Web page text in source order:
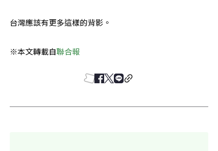
台灣應該有更多這樣的背影。
※本文轉載自聯合報